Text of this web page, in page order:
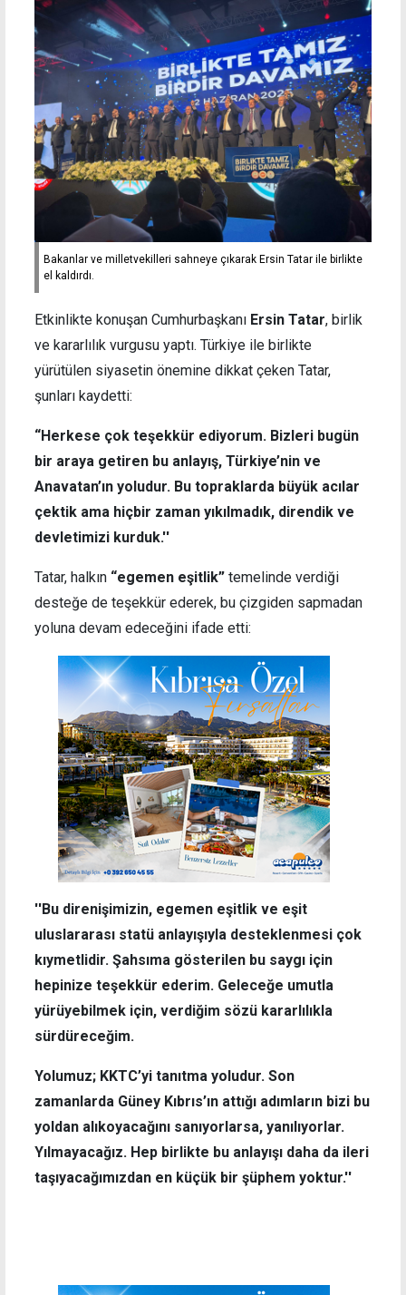
Bakanlar ve milletvekilleri sahneye çıkarak Ersin Tatar ile birlikte
el kaldırdı.
Etkinlikte konuşan Cumhurbaşkanı Ersin Tatar, birlik
ve kararlılık vurgusu yaptı. Türkiye ile birlikte
yürütülen siyasetin önemine dikkat çeken Tatar,
şunları kaydetti:
“Herkese çok teşekkür ediyorum. Bizleri bugün
bir araya getiren bu anlayış, Türkiye’nin ve
Anavatan’ın yoludur. Bu topraklarda büyük acılar
çektik ama hiçbir zaman yıkılmadık, direndik ve
devletimizi kurduk.''
Tatar, halkın “egemen eşitlik” temelinde verdiği
desteğe de teşekkür ederek, bu çizgiden sapmadan
yoluna devam edeceğini ifade etti:
''Bu direnişimizin, egemen eşitlik ve eşit
uluslararası statü anlayışıyla desteklenmesi çok
kıymetlidir. Şahsıma gösterilen bu saygı için
hepinize teşekkür ederim. Geleceğe umutla
yürüyebilmek için, verdiğim sözü kararlılıkla
sürdüreceğim.
Yolumuz; KKTC’yi tanıtma yoludur. Son
zamanlarda Güney Kıbrıs’ın attığı adımların bizi bu
yoldan alıkoyacağını sanıyorlarsa, yanılıyorlar.
Yılmayacağız. Hep birlikte bu anlayışı daha da ileri
taşıyacağımızdan en küçük bir şüphem yoktur.''